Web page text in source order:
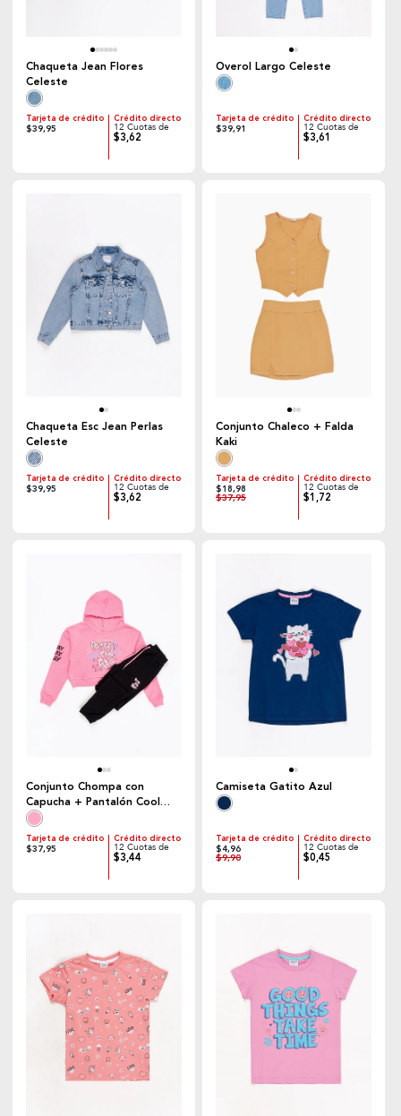
Chaqueta Jean Flores
Celeste
Tarjeta de crédito
$39,95
Crédito directo
12 Cuotas de
$3,62
Overol Largo Celeste
Tarjeta de crédito
$39,91
Crédito directo
12 Cuotas de
$3,61
Chaqueta Esc Jean Perlas
Celeste
Tarjeta de crédito
$39,95
Crédito directo
12 Cuotas de
$3,62
Conjunto Chaleco + Falda
Kaki
Tarjeta de crédito
$18,98
$37,95
Crédito directo
12 Cuotas de
$1,72
Conjunto Chompa con
Capucha + Pantalón Cool
Today
Tarjeta de crédito
$37,95
Crédito directo
12 Cuotas de
$3,44
Camiseta Gatito Azul
Tarjeta de crédito
$4,96
$9,90
Crédito directo
12 Cuotas de
$0,45